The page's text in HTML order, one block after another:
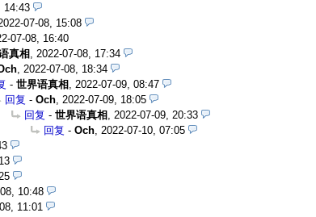
14:43
07-08, 15:08
07-08, 16:40
真相, 2022-07-08, 17:34
, 2022-07-08, 18:34
- 世界语真相 , 2022-07-09, 08:47
回复 - Och, 2022-07-09, 18:05
回复 - 世界语真相 , 2022-07-09, 20:33
回复 - Och, 2022-07-10, 07:05
10:48
11:01